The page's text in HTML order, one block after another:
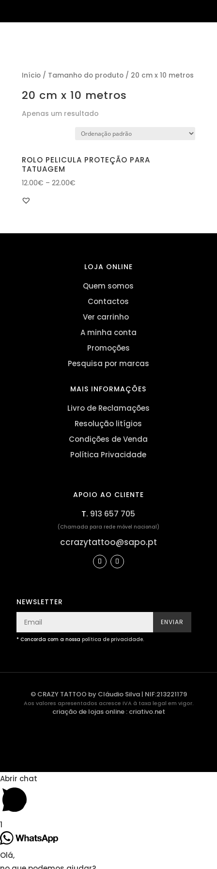
Início/ Tamanho do produto / 20 cm x 10 metros
20 cm x 10 metros
Apenas um resultado
ROLO PELICULA PROTEÇÃO PARA
TATUAGEM
12.00€ – 22.00€
LOJA ONLINE
Quem somos
Contactos
Ver carrinho
A minha conta
Promoções
Pesquisa por marcas
MAIS INFORMAÇÕES
Livro de Reclamações
Resolução litígios
Condições de Venda
Política Privacidade
APOIO AO CLIENTE
T. 913 657 705
(Chamada para rede móvel nacional)
ccrazytattoo@sapo.pt
NEWSLETTER
ENVIAR
* Concorda com a nossa política de privacidade.
© CRAZY TATTOO by Cláudio Silva | NIF:213221179
Aos valores apresentados acresce IVA à taxa legal em vigor.
criação de lojas online: criativo.net
Abrir chat
1
Olá,